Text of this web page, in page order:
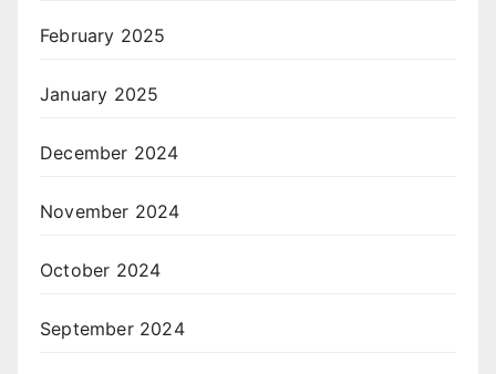
February 2025
January 2025
December 2024
November 2024
October 2024
September 2024